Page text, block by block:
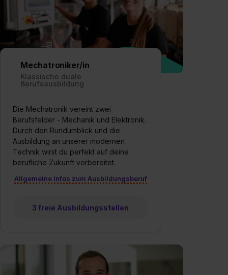
Mechatroniker/in
Klassische duale
Berufsausbildung
Die Mechatronik vereint zwei
Berufsfelder - Mechanik und Elektronik.
Durch den Rundumblick und die
Ausbildung an unserer modernen
Technik wirst du perfekt auf deine
berufliche Zukunft vorbereitet.
Allgemeine Infos zum Ausbildungsberuf
3 freie Ausbildungsstellen